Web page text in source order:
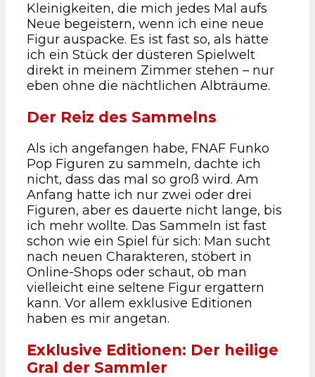
Kleinigkeiten, die mich jedes Mal aufs
Neue begeistern, wenn ich eine neue
Figur auspacke. Es ist fast so, als hätte
ich ein Stück der düsteren Spielwelt
direkt in meinem Zimmer stehen – nur
eben ohne die nächtlichen Albträume.
Der Reiz des Sammelns
Als ich angefangen habe, FNAF Funko
Pop Figuren zu sammeln, dachte ich
nicht, dass das mal so groß wird. Am
Anfang hatte ich nur zwei oder drei
Figuren, aber es dauerte nicht lange, bis
ich mehr wollte. Das Sammeln ist fast
schon wie ein Spiel für sich: Man sucht
nach neuen Charakteren, stöbert in
Online-Shops oder schaut, ob man
vielleicht eine seltene Figur ergattern
kann. Vor allem exklusive Editionen
haben es mir angetan.
Exklusive Editionen: Der heilige
Gral der Sammler